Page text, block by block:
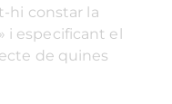
hi constar la
i especificant el
de quines